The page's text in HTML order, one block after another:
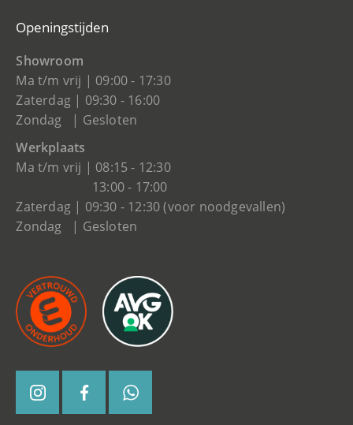
Openingstijden
Showroom
Ma t/m vrij | 09:00 - 17:30
Zaterdag | 09:30 - 16:00
Zondag | Gesloten
Werkplaats
Ma t/m vrij | 08:15 - 12:30
13:00 - 17:00
Zaterdag | 09:30 - 12:30 (voor noodgevallen)
Zondag | Gesloten